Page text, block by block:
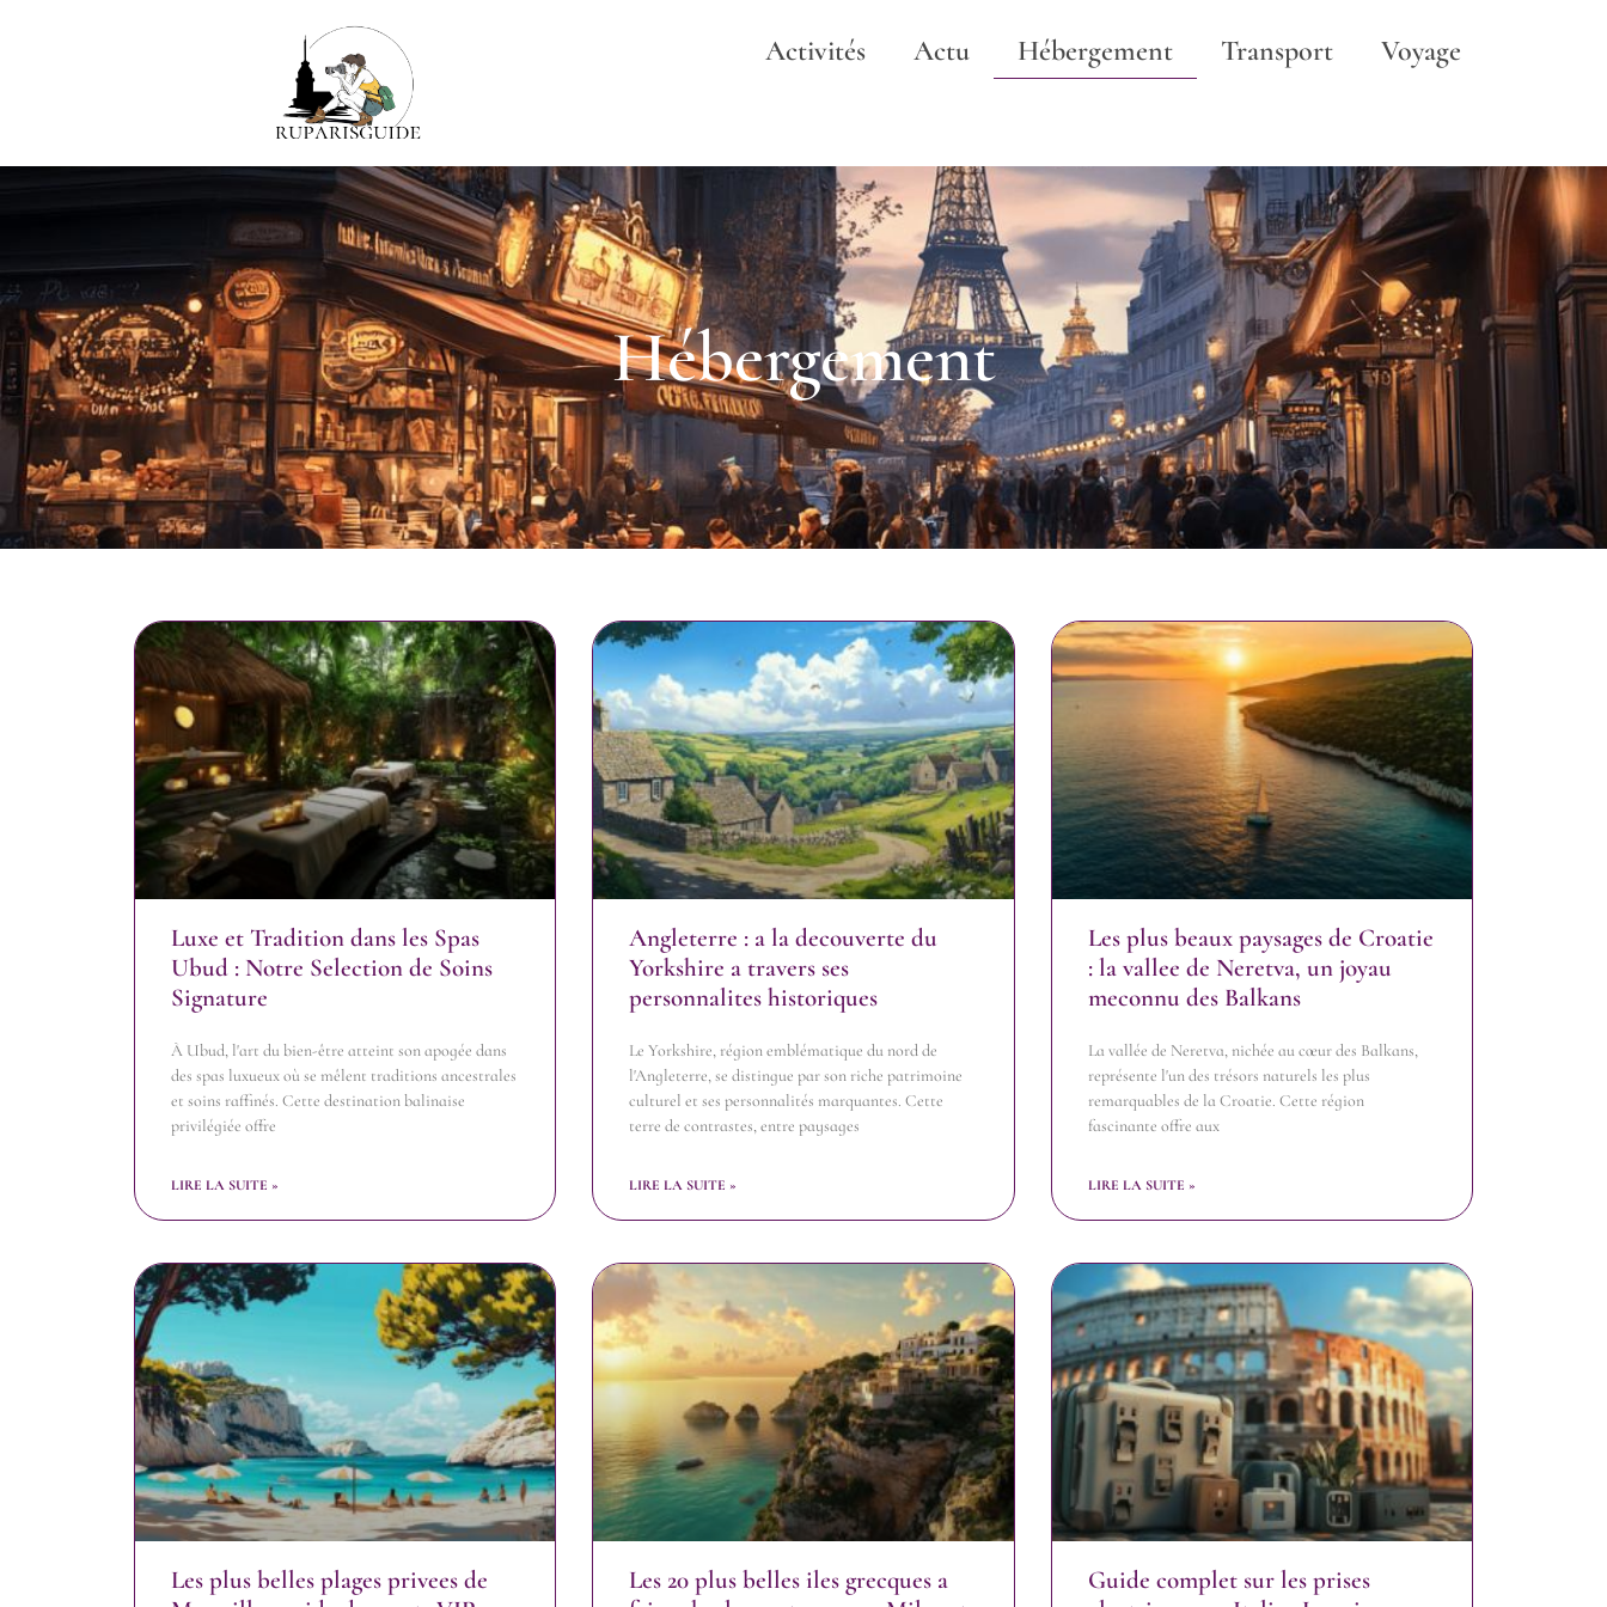
Activités Actu Hébergement Transport Voyage
Hébergement
Luxe et Tradition dans les Spas
Ubud : Notre Selection de Soins
Signature
À Ubud, l'art du bien-être atteint son apogée dans
des spas luxueux où se mêlent traditions ancestrales
et soins raffinés. Cette destination balinaise
privilégiée offre
LIRE LA SUITE »
Angleterre : a la decouverte du
Yorkshire a travers ses
personnalites historiques
Le Yorkshire, région emblématique du nord de
l'Angleterre, se distingue par son riche patrimoine
culturel et ses personnalités marquantes. Cette
terre de contrastes, entre paysages
LIRE LA SUITE »
Les plus beaux paysages de Croatie
: la vallee de Neretva, un joyau
meconnu des Balkans
La vallée de Neretva, nichée au cœur des Balkans,
représente l'un des trésors naturels les plus
remarquables de la Croatie. Cette région
fascinante offre aux
LIRE LA SUITE »
Les plus belles plages privees de
Les 20 plus belles iles grecques a
Guide complet sur les prises